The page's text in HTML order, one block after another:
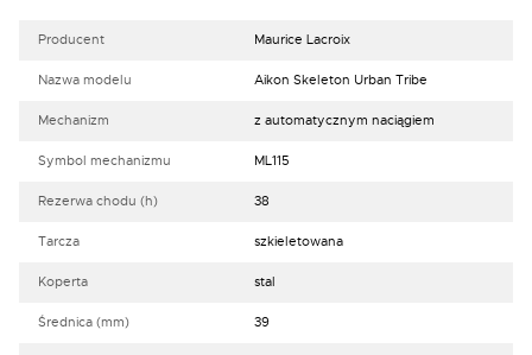
Producent Maurice Lacroix
Nazwa modelu Aikon Skeleton Urban Tribe
Mechanizm z automatycznym naciągiem
Symbol mechanizmu ML115
Rezerwa chodu (h) 38
Tarcza szkieletowana
Koperta stal
Średnica (mm) 39